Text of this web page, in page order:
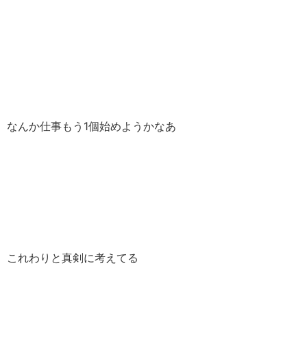
なんか仕事もう1個始めようかなあ
これわりと真剣に考えてる